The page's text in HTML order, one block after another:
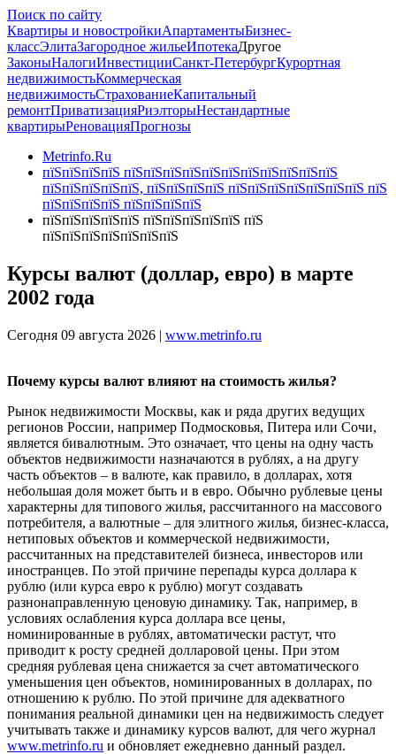
Поиск по сайту
Квартиры и новостройкиАпартаментыБизнес-
классЭлитаЗагородное жильеИпотекаДругое
ЗаконыНалогиИнвестицииСанкт-ПетербургКурортная
недвижимостьКоммерческая
недвижимостьСтрахованиеКапитальный
ремонтПриватизацияРиэлторыНестандартные
квартирыРеновацияПрогнозы
Metrinfo.Ru
пїЅпїЅпїЅпїЅ пїЅпїЅпїЅпїЅпїЅпїЅпїЅпїЅпїЅпїЅпїЅ
пїЅпїЅпїЅпїЅпїЅ, пїЅпїЅпїЅпїЅ пїЅпїЅпїЅпїЅпїЅпїЅпїЅ пїЅ
пїЅпїЅпїЅпїЅ пїЅпїЅпїЅпїЅ
пїЅпїЅпїЅпїЅпїЅ пїЅпїЅпїЅпїЅпїЅ пїЅ
пїЅпїЅпїЅпїЅпїЅпїЅпїЅ
Курсы валют (доллар, евро) в марте
2002 года
Сегодня 09 августа 2026 | www.metrinfo.ru
Почему курсы валют влияют на стоимость жилья?
Рынок недвижимости Москвы, как и ряда других ведущих
регионов России, например Подмосковья, Питера или Сочи,
является бивалютным. Это означает, что цены на одну часть
объектов недвижимости назначаются в рублях, а на другу
часть объектов – в валюте, как правило, в долларах, хотя
небольшая доля может быть и в евро. Обычно рублевые цены
характерны для типового жилья, рассчитанного на массового
потребителя, а валютные – для элитного жилья, бизнес-класса,
нетиповых объектов и коммерческой недвижимости,
рассчитанных на представителей бизнеса, инвесторов или
иностранцев. По этой причине перепады курса доллара к
рублю (или курса евро к рублю) могут создавать
разнонаправленную ценовую динамику. Так, например, в
условиях ослабления курса доллара все цены,
номинированные в рублях, автоматически растут, что
приводит к росту средней долларовой цены. При этом
средняя рублевая цена снижается за счет автоматического
уменьшения цен объектов, номинированных в долларах, по
отношению к рублю. По этой причине для адекватного
понимания реальной динамики цен на недвижимость следует
учитывать также и динамику курсов валют, для чего журнал
www.metrinfo.ru и обновляет ежедневно данный раздел.